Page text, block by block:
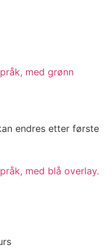
endres etter første